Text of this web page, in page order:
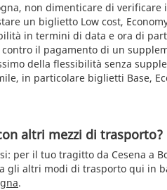
non dimenticare di verificare
un biglietto Low cost,
in termini di data e ora di
il pagamento di un
della flessibilità senza
in particolare biglietti Base,
altri mezzi di trasporto?
per il tuo tragitto da Cesena a
gli altri modi di trasporto qui in
.